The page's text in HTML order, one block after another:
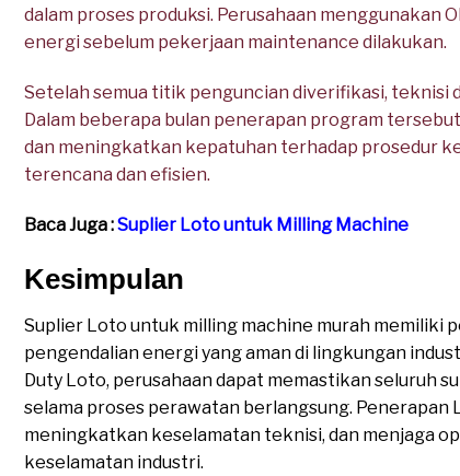
dalam proses produksi. Perusahaan menggunakan
energi sebelum pekerjaan maintenance dilakukan.
Setelah semua titik penguncian diverifikasi, teknisi
Dalam beberapa bulan penerapan program
dan meningkatkan kepatuhan terhadap prosedur
terencana dan efisien.
Baca Juga :Suplier Loto untuk Milling Machine
Kesimpulan
Suplier Loto untuk milling machine murah memiliki
pengendalian energi yang aman di lingkungan
Duty Loto, perusahaan dapat memastikan seluruh
selama proses perawatan berlangsung.
meningkatkan keselamatan teknisi, dan menjaga
keselamatan industri.